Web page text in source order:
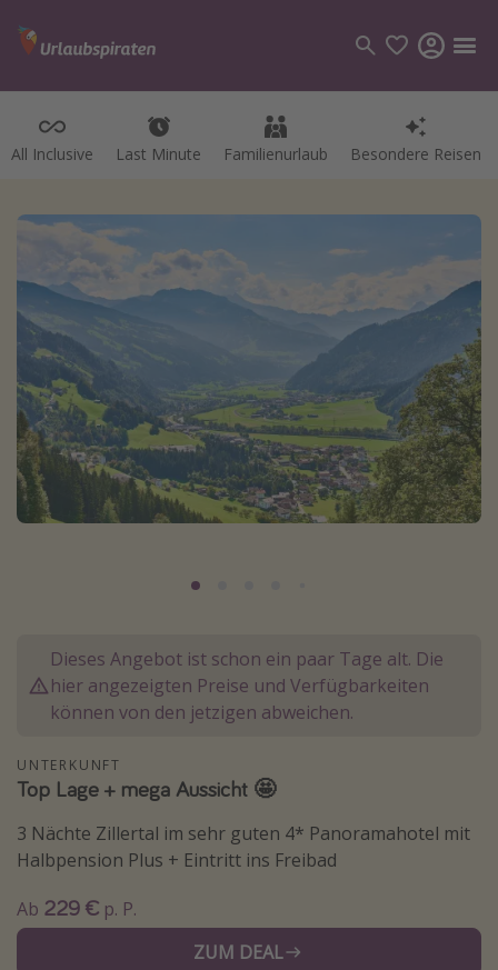
All Inclusive Last Minute Familienurlaub Besondere Reisen
Kategorien
Pauschalreisen
Kreuzfahrten
Reiseziele
Alle Reiseziele
Bodensee Urlaub
Gozo Urlaub
Normandie Urlaub
Krabi Urlaub
Tulum Urlaub
Japan Rundreise
Reisethemen
Wellnessurlaub
Dieses Angebot ist schon ein paar Tage alt. Die
hier angezeigten Preise und Verfügbarkeiten
können von den jetzigen abweichen.
UNTERKUNFT
Top Lage + mega Aussicht 🤩
3 Nächte Zillertal im sehr guten 4* Panoramahotel mit
Halbpension Plus + Eintritt ins Freibad
Ab 229 € p. P.
ZUM DEAL